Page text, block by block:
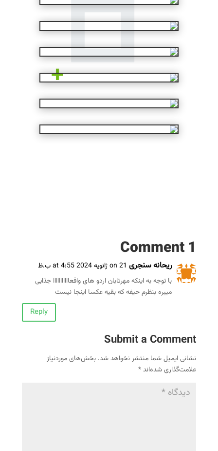
1 Comment
ریحانه سنجری on 21 ژانویه 2024 at 4:55 ب.ظ
با توجه به اینکه مهرتابان اردو های واقعااااااااااا جذابی
میبره بنظرم حیفه که بقیه عکسا اینجا نیست
Reply
Submit a Comment
نشانی ایمیل شما منتشر نخواهد شد. بخش‌های موردنیاز
علامت‌گذاری شده‌اند*